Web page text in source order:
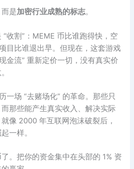
是加密行业成熟的标志。
收割”：MEME 币比谁跑得快，空
目比谁退出早。但现在，这套游戏
金流” 重新定价一切，没有真实价
一场 “去赌场化” 的革命。那些只
那些能产生真实收入、解决实际
像 2000 年互联网泡沫破裂后，
一样。
。把你的资金集中在头部的 1% 资